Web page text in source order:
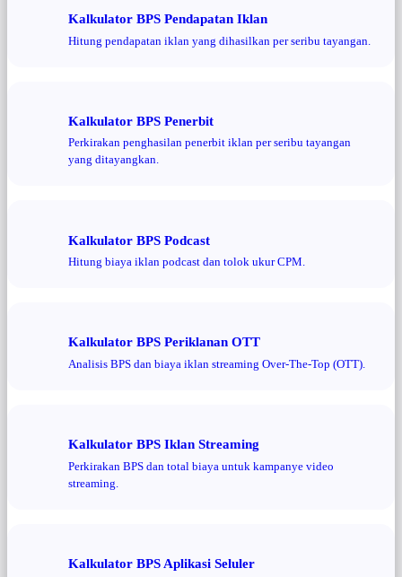
Kalkulator BPS Pendapatan Iklan
Hitung pendapatan iklan yang dihasilkan per seribu tayangan.
Kalkulator BPS Penerbit
Perkirakan penghasilan penerbit iklan per seribu tayangan
yang ditayangkan.
Kalkulator BPS Podcast
Hitung biaya iklan podcast dan tolok ukur CPM.
Kalkulator BPS Periklanan OTT
Analisis BPS dan biaya iklan streaming Over-The-Top (OTT).
Kalkulator BPS Iklan Streaming
Perkirakan BPS dan total biaya untuk kampanye video
streaming.
Kalkulator BPS Aplikasi Seluler